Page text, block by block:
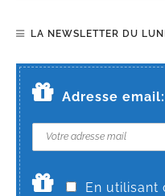
LA NEWSLETTER DU
Adresse email:
En utilisant